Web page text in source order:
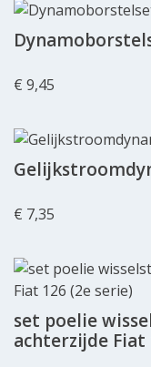
€ 9,45
€ 7,35
set poelie
achterzijde Fiat